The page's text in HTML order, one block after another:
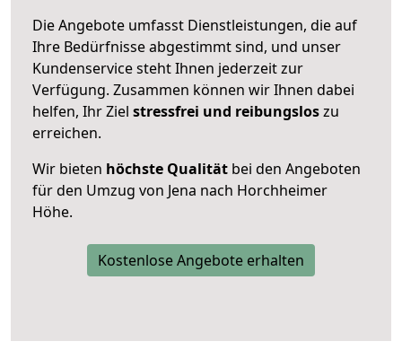
Die Angebote umfasst Dienstleistungen, die auf
Ihre Bedürfnisse abgestimmt sind, und unser
Kundenservice steht Ihnen jederzeit zur
Verfügung. Zusammen können wir Ihnen dabei
helfen, Ihr Ziel stressfrei und reibungsloszu
erreichen.
Wir bieten höchste Qualität bei den Angeboten
für den Umzug von Jena nach Horchheimer
Höhe.
Kostenlose Angebote erhalten